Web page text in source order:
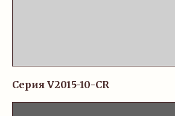
Серия V2015-10-CR